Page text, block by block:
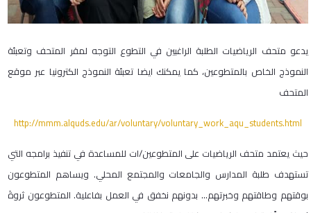
يدعو متحف الرياضيات الطلبة الراغبين في التطوع التوجه لمقر المتحف وتعبئة
النموذج الخاص بالمتطوعين، كما يمكنك ايضا تعبئة النموذج الكترونيا عبر موقع
المتحف
http://mmm.alquds.edu/ar/voluntary/voluntary_work_aqu_students.html
حيث يعتمد متحف الرياضيات على المتطوعين/ات للمساعدة في تنفيذ برامجه التي
تستهدف طلبة المدارس والجامعات والمجتمع المحلي. ويساهم المتطوعون
بوقتهم وطاقتهم وخبرتهم… بدونهم نخفق في العمل بفاعلية. المتطوعون ثروةَ